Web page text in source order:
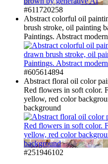
#611720258
Abstract colorful oil
brush stroke, oil painting
Paintings. Abstract
#605614894
Abstract floral oil color
Red flowers in soft color.
yellow, red color
background
#251946102